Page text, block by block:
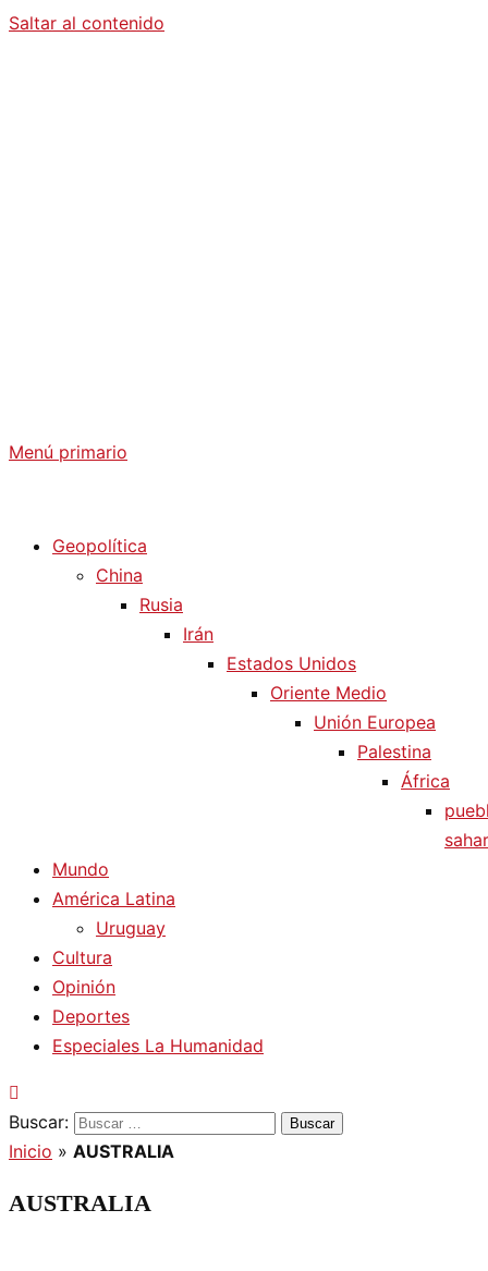
Saltar al contenido
Menú primario
Geopolítica
China
Rusia
Irán
Estados Unidos
Oriente Medio
Unión Europea
Palestina
África
Mundo
América Latina
Uruguay
Cultura
Opinión
Deportes
Especiales La Humanidad
Buscar:
Inicio » AUSTRALIA
AUSTRALIA